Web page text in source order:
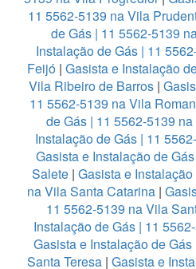
11 5562-5139 na Vila
de Gás | 11 5562-5139
Instalação de Gás | 11
Feijó | Gasista e Instalação
Vila Ribeiro de Barros |
11 5562-5139 na Vila
de Gás | 11 5562-5139
Instalação de Gás | 11
Gasista e Instalação de
Salete | Gasista e
na Vila Santa Catarina |
11 5562-5139 na Vila
Instalação de Gás | 11
Gasista e Instalação de
Santa Teresa | Gasista e